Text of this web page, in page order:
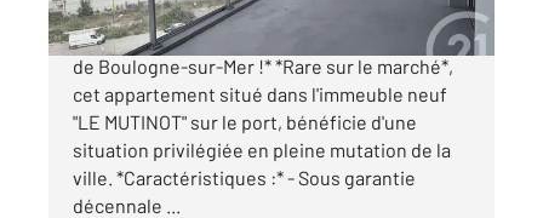
*À vendre : Appartement d'exception au cœur
de Boulogne-sur-Mer !* *Rare sur le marché*,
cet appartement situé dans l'immeuble neuf
"LE MUTINOT" sur le port, bénéficie d'une
situation privilégiée en pleine mutation de la
ville. *Caractéristiques :* - Sous garantie
décennale ...